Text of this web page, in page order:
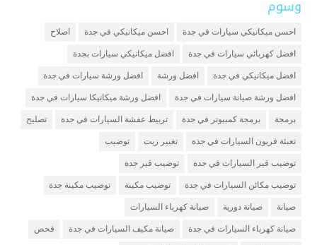
وسوم
احسن ميكانيكي سيارات في جدة احسن ميكانيكي في جدة اصلاح
افضل كهربائي سيارات في جدة افضل ميكانيكي سيارات بجدة
افضل ميكانيكي في جدة افضل ورشة افضل ورشة سيارات في جدة
افضل ورشة صيانة سيارات في جدة افضل ورشة ميكانيكا سيارات في جدة
برمجة برمجة كمبيوتر في جدة تربيط عفشة السيارات في جدة تصليح
تعبئة فريون السيارات في جدة تغيير زيت توضيب
توضيب قير السيارات في جدة توضيب قير جدة
توضيب مكائن السيارات في جدة توضيب مكينة توضيب مكينة جدة
صيانة صيانة دورية صيانة كهرباء السيارات
صيانة كهرباء السيارات في جدة صيانة مكيف السيارات في جدة فحص